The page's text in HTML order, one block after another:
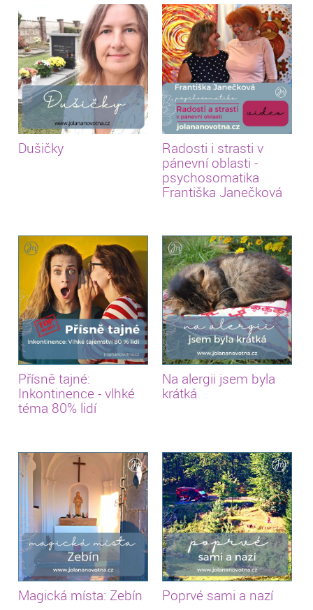
Dušičky
Radosti i strasti v
pánevní oblasti -
psychosomatika
Františka Janečková
Přísně tajné:
Inkontinence - vlhké
téma 80% lidí
Na alergii jsem byla
krátká
Magická místa: Zebín Poprvé sami a nazí